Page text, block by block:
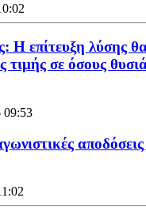
Η επίτευξη λύσης θα
τιμής σε όσους
09:53